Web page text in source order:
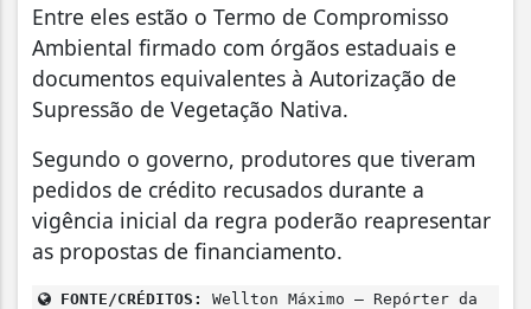
Entre eles estão o Termo de Compromisso
Ambiental firmado com órgãos estaduais e
documentos equivalentes à Autorização de
Supressão de Vegetação Nativa.
Segundo o governo, produtores que tiveram
pedidos de crédito recusados durante a
vigência inicial da regra poderão reapresentar
as propostas de financiamento.
FONTE/CRÉDITOS:
Wellton Máximo – Repórter da